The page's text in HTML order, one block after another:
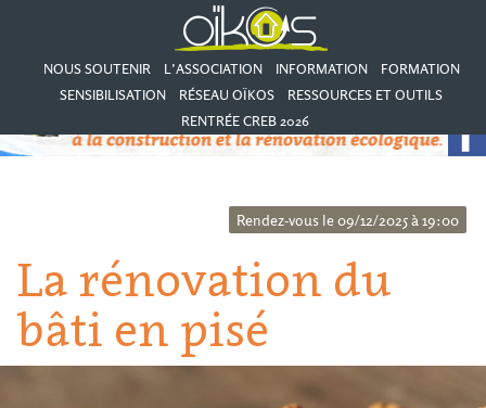
NOUS SOUTENIR L’ASSOCIATION INFORMATION
FORMATION
SENSIBILISATION
RÉSEAU OÏKOS
RESSOURCES ET OUTILS
RENTRÉE CREB 2026
Rendez-vous le 09/12/2025 à 19:00
La rénovation du
bâti en pisé